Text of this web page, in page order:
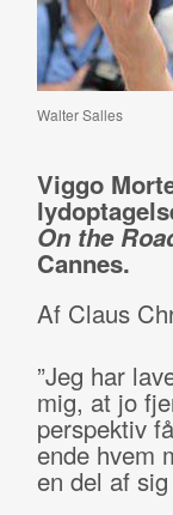
Walter Salles
Viggo
On the
Cannes.
Af Claus
”Jeg har
mig, at jo
perspektiv
ende hvem
en del af sig